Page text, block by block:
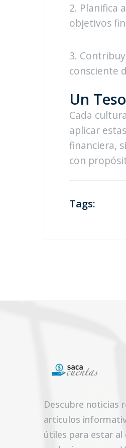
2. Planifica
objetivos
3.
consciente
Un
Cada
aplicar
financiera,
con
Tags:
Descubre noticias
artículos
útiles para estar al